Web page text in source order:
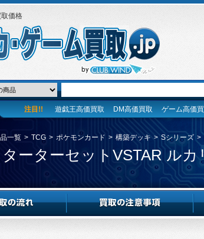
価格
注目!! 遊戯王高価買取 DM高価買取 ゲーム高価
一覧 > TCG > ポケモンカード > 構築デッキ > Sシリーズ >
ターターセットVSTAR ルカ